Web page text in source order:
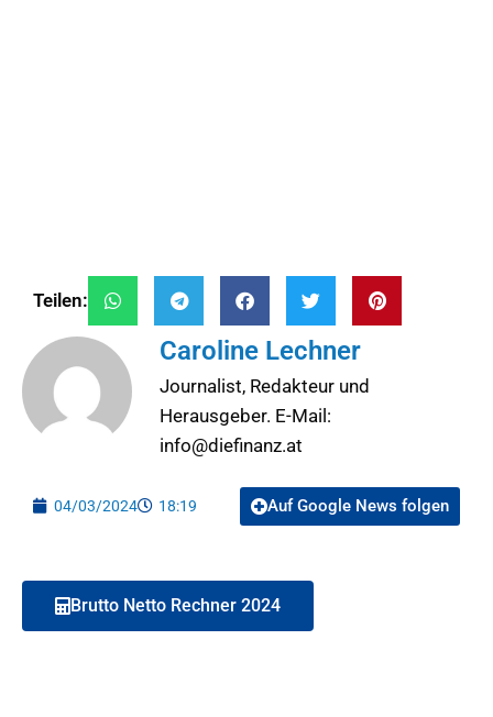
Teilen:
Caroline Lechner
Journalist, Redakteur und
Herausgeber. E-Mail:
info@diefinanz.at
04/03/2024 18:19 Auf Google News folgen
Brutto Netto Rechner 2024